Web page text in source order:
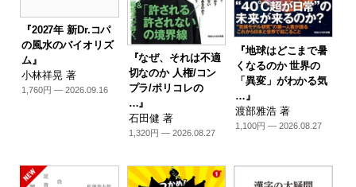
『2027年 新Dr.コパ
の風水のバイオリズ
ム』
小林祥晃 著
1,760円 — 2026.09.16
『なぜ、それは不適
切なのか 人権/コン
プラ/ポリコレの
…』
石田健 著
1,320円 — 2026.08.27
『地球はどこまで暑
くなるのか 世界の
「異変」がわかる気
…』
渡部雅浩 著
1,100円 — 2026.08.27